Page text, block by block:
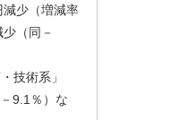
少（増減率
（同－
技術系」
9.1％）な